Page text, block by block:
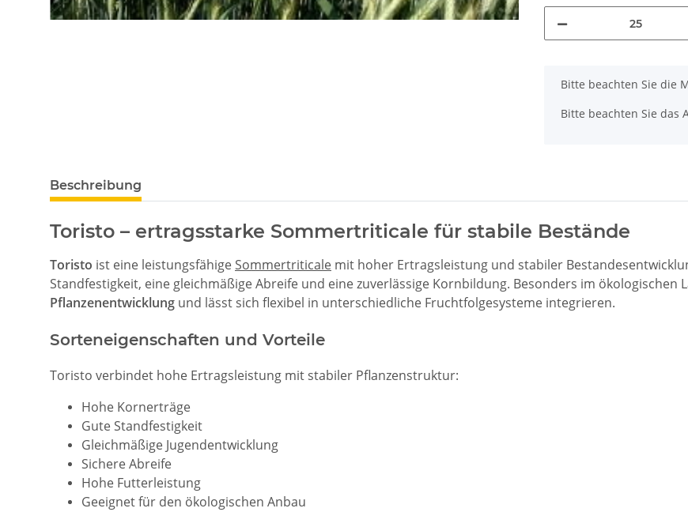
x
Bitte beachten Sie die
Bitte beachten Sie das
Beschreibung
Toristo – ertragsstarke Sommertriticale für stabile Bestände
Toristo ist eine leistungsfähige Sommertriticale mit hoher Ertragsleistung und stabiler
Standfestigkeit, eine gleichmäßige Abreife und eine zuverlässige Kornbildung. Besonders im ökologischen
Pflanzenentwicklung und lässt sich flexibel in unterschiedliche Fruchtfolgesysteme integrieren.
Sorteneigenschaften und Vorteile
Toristo verbindet hohe Ertragsleistung mit stabiler Pflanzenstruktur:
Hohe Kornerträge
Gute Standfestigkeit
Gleichmäßige Jugendentwicklung
Sichere Abreife
Hohe Futterleistung
Geeignet für den ökologischen Anbau